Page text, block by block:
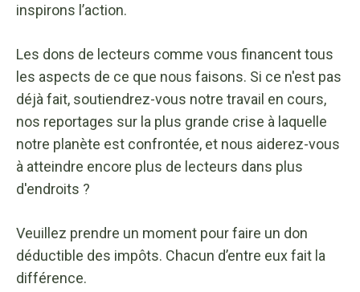
inspirons l’action.
Les dons de lecteurs comme vous financent tous
les aspects de ce que nous faisons. Si ce n'est pas
déjà fait, soutiendrez-vous notre travail en cours,
nos reportages sur la plus grande crise à laquelle
notre planète est confrontée, et nous aiderez-vous
à atteindre encore plus de lecteurs dans plus
d'endroits ?
Veuillez prendre un moment pour faire un don
déductible des impôts. Chacun d’entre eux fait la
différence.